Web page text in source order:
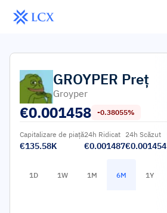
GROYPER Preț
Groyper
€0.001458 -0.38055%
Capitalizare de piață
€135.58K
24h Ridicat
€0.001487
24h Scăzut
€0.001454
1D 1W 1M 6M 1Y